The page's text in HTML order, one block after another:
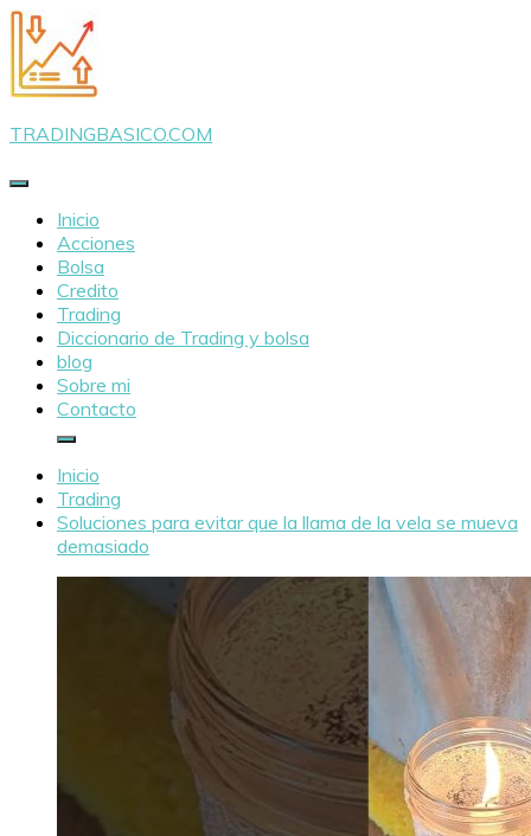
Saltar
al
contenido
TRADINGBASICO.COM
Inicio
Acciones
Bolsa
Credito
Trading
Diccionario de Trading y bolsa
blog
Sobre mi
Contacto
Inicio
Trading
Soluciones para evitar que la llama de la vela se mueva
demasiado